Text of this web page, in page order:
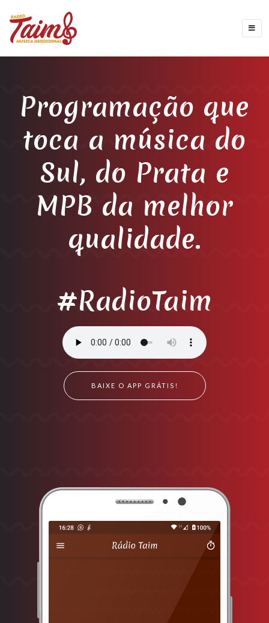
Programação que
toca a música do
Sul, do Prata e
MPB da melhor
qualidade.
#RadioTaim
BAIXE O APP GRÁTIS!